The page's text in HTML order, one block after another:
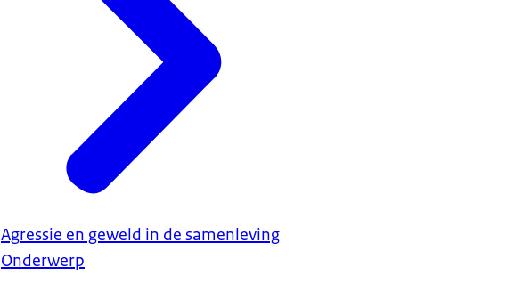
Agressie en geweld in de samenleving
Onderwerp